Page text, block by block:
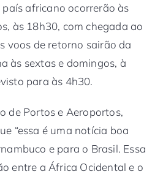
africano ocorrerão às
às 18h30, com chegada ao
voos de retorno sairão da
às sextas e domingos, à
para às 4h30.
de Portos e Aeroportos,
“essa é uma notícia boa
e para o Brasil. Essa
entre a África Ocidental e o